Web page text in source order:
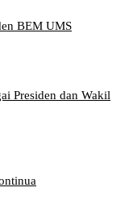
BEM UMS
Presiden dan Wakil